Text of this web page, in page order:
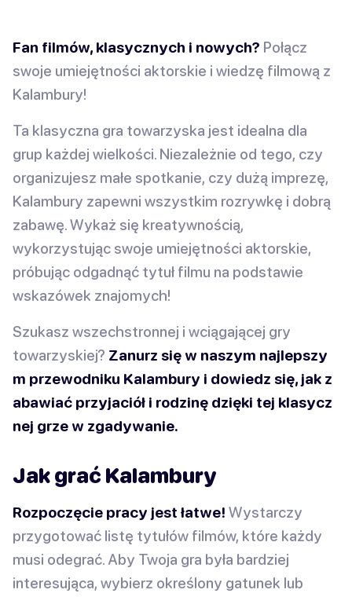
Fan filmów, klasycznych i nowych? Połącz
swoje umiejętności aktorskie i wiedzę filmową z
Kalambury!
Ta klasyczna gra towarzyska jest idealna dla
grup każdej wielkości. Niezależnie od tego, czy
organizujesz małe spotkanie, czy dużą imprezę,
Kalambury zapewni wszystkim rozrywkę i dobrą
zabawę. Wykaż się kreatywnością,
wykorzystując swoje umiejętności aktorskie,
próbując odgadnąć tytuł filmu na podstawie
wskazówek znajomych!
Szukasz wszechstronnej i wciągającej gry
towarzyskiej? Zanurz się w naszym najlepszy
m przewodniku Kalambury i dowiedz się, jak z
abawiać przyjaciół i rodzinę dzięki tej klasycz
nej grze w zgadywanie.
Jak grać Kalambury
Rozpoczęcie pracy jest łatwe! Wystarczy
przygotować listę tytułów filmów, które każdy
musi odegrać. Aby Twoja gra była bardziej
interesująca, wybierz określony gatunek lub